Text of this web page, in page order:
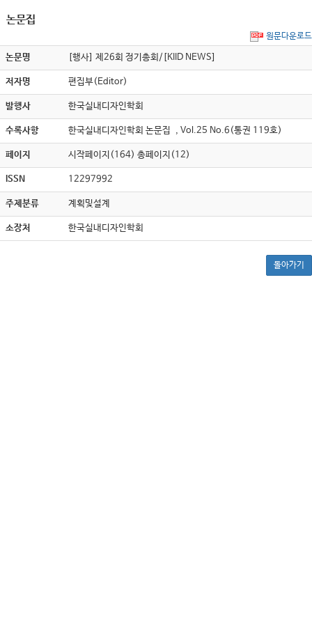
논문집
원문다운로드
논문명 [행사] 제26회 정기총회/[KIID NEWS]
저자명 편집부(Editor)
발행사 한국실내디자인학회
수록사항 한국실내디자인학회 논문집 , Vol.25 No.6(통권 119호)
페이지 시작페이지(164) 총페이지(12)
ISSN 12297992
주제분류 계획및설계
소장처 한국실내디자인학회